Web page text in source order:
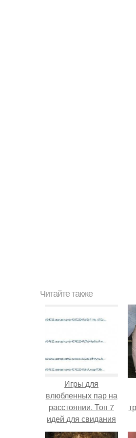
Читайте также
Игры для
влюбленных пар на
расстоянии. Топ 7
идей для свидания
на расстоянии